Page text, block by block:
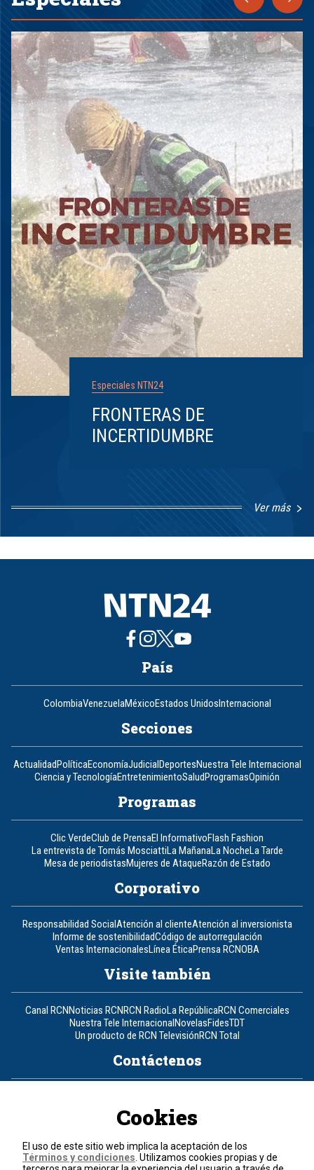
Especiales NTN24
FRONTERAS DE
INCERTIDUMBRE
Ver más
8
País
ColombiaVenezuelaMéxicoEstados UnidosInternacional
Secciones
ActualidadPolíticaEconomíaJudicialDeportesNuestra Tele Internacional
Ciencia y TecnologíaEntretenimientoSaludProgramasOpinión
Programas
Clic VerdeClub de PrensaEl InformativoFlash Fashion
La entrevista de Tomás MosciattiLa MañanaLa NocheLa Tarde
Mesa de periodistasMujeres de AtaqueRazón de Estado
Corporativo
Responsabilidad SocialAtención al clienteAtención al inversionista
Informe de sostenibilidadCódigo de autorregulación
Ventas InternacionalesLínea ÉticaPrensa RCNOBA
Visite también
Canal RCNNoticias RCNRCN RadioLa RepúblicaRCN Comerciales
Nuestra Tele InternacionalNovelasFidesTDT
Un producto de RCN TelevisiónRCN Total
Contáctenos
Política de cookies
Términos y condiciones
Cookies
El uso de este sitio web implica la aceptación de los
Términos y condiciones . Utilizamos cookies propias y de